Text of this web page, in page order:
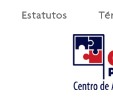
Estatutos